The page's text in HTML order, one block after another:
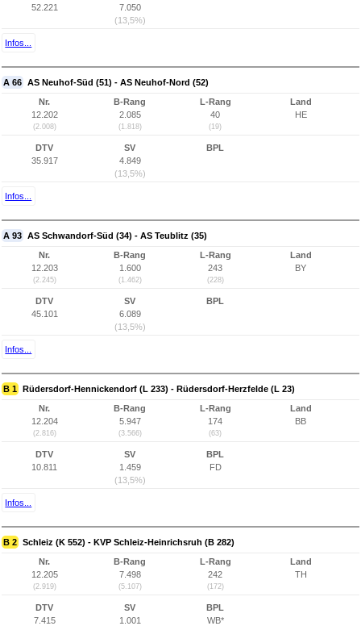
52.221
7.050
(13,5%)
Infos...
A 66 AS Neuhof-Süd (51) - AS Neuhof-Nord (52)
Nr.
12.202
(2.008)
B-Rang
2.085
(1.818)
L-Rang
40
(19)
Land
HE
DTV
35.917
SV
4.849
(13,5%)
BPL
Infos...
A 93 AS Schwandorf-Süd (34) - AS Teublitz (35)
Nr.
12.203
(2.245)
B-Rang
1.600
(1.462)
L-Rang
243
(228)
Land
BY
DTV
45.101
SV
6.089
(13,5%)
BPL
Infos...
B 1 Rüdersdorf-Hennickendorf (L 233) - Rüdersdorf-Herzfelde (L 23)
Nr.
12.204
(2.816)
B-Rang
5.947
(3.566)
L-Rang
174
(63)
Land
BB
DTV
10.811
SV
1.459
(13,5%)
BPL
FD
Infos...
B 2 Schleiz (K 552) - KVP Schleiz-Heinrichsruh (B 282)
Nr.
12.205
(2.919)
B-Rang
7.498
(5.107)
L-Rang
242
(172)
Land
TH
DTV
7.415
SV
1.001
BPL
WB*